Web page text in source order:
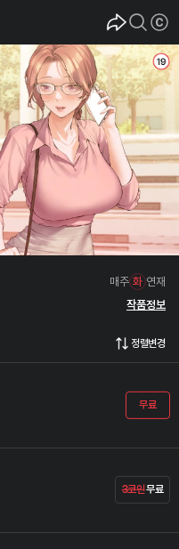
매주 화 연재
작품정보
정렬변경
무료
3코인무료